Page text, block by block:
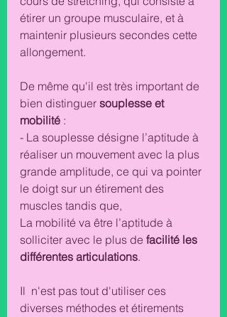
étirer un groupe musculaire, et à
maintenir plusieurs secondes cette
allongement.
De même qu'il est très important de
bien distinguer souplesse et
mobilité :
- La souplesse désigne l’aptitude à
réaliser un mouvement avec la plus
grande amplitude, ce qui va pointer
le doigt sur un étirement des
muscles tandis que,
La mobilité va être l’aptitude à
solliciter avec le plus de facilité les
différentes articulations.
Il  n'est pas tout d'utiliser ces
diverses méthodes et étirements